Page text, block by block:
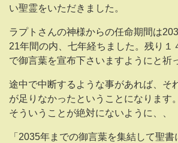
い聖霊をいただきました。
ラプトさんの神様からの任命期間は
21年間の内、七年経ちました。残り１
で御言葉を宣布下さいますようにと祈
途中で中断するような事があれば、そ
が足りなかったということになります。
そういうことが絶対にないように、、
「2035年までの御言葉を集結して聖書